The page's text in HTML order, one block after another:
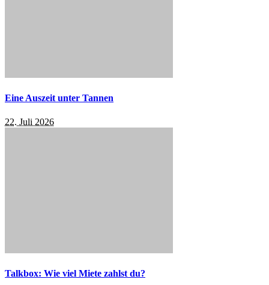
Eine Auszeit unter Tannen
22. Juli 2026
Talkbox: Wie viel Miete zahlst du?